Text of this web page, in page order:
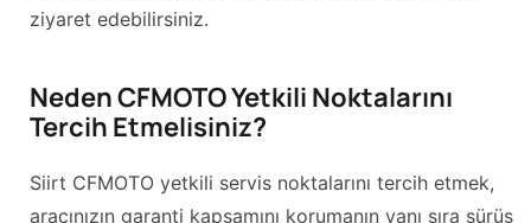
ziyaret edebilirsiniz.
Neden CFMOTO Yetkili Noktalarını
Tercih Etmelisiniz?
Siirt CFMOTO yetkili servis noktalarını tercih etmek,
aracınızın garanti kapsamını korumanın yanı sıra sürüş